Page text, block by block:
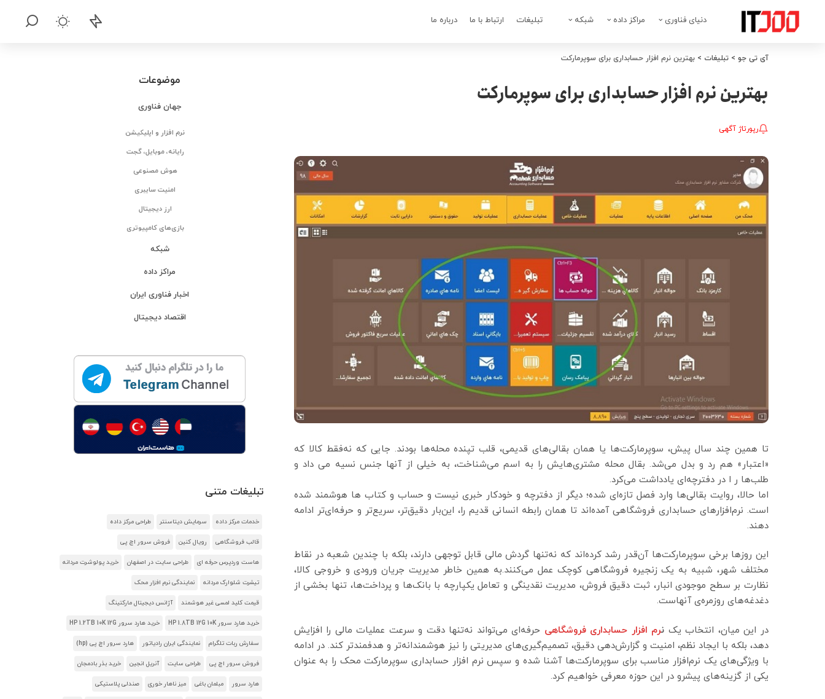
دنیای فناوری مراکز داده شبکه تبلیغات ارتباط با ما درباره ما
آی تی جو > تبلیغات > بهترین نرم افزار حسابداری برای سوپرمارکت
بهترین نرم افزار حسابداری برای سوپرمارکت
رپورتاژ آگهی
تا همین چند سال پیش، سوپرمارکت‌ها یا همان بقالی‌های قدیمی، قلب تپنده محله‌ها بودند. جایی که نه‌فقط کالا که
«اعتبار» هم رد و بدل می‌شد. بقال محله مشتری‌هایش را به اسم می‌شناخت، به خیلی از آنها جنس نسیه می داد و
طلب‌ها ر ا در دفترچه‌ای یادداشت می‌کرد.
اما حالا، روایت بقالی‌ها وارد فصل تازه‌ای شده؛ دیگر از دفترچه و خودکار خبری نیست و حساب و کتاب ها هوشمند شده
است. نرم‌افزارهای حسابداری فروشگاهی آمده‌اند تا همان رابطه انسانی قدیم را، این‌بار دقیق‌تر، سریع‌تر و حرفه‌ای‌تر ادامه
دهند.
این روزها برخی سوپرمارکت‌ها آن‌قدر رشد کرده‌اند که نه‌تنها گردش مالی قابل توجهی دارند، بلکه با چندین شعبه در نقاط
مختلف شهر، شبیه به یک زنجیره فروشگاهی کوچک عمل می‌کنند.به همین خاطر مدیریت جریان ورودی و خروجی کالا،
نظارت بر سطح موجودی انبار، ثبت دقیق فروش، مدیریت نقدینگی و تعامل یکپارچه با بانک‌ها و پرداخت‌ها، تنها بخشی از
دغدغه‌های روزمره‌ی آنهاست.
در این میان، انتخاب یک نرم افزار حسابداری فروشگاهی حرفه‌ای می‌تواند نه‌تنها دقت و سرعت عملیات مالی را افزایش
دهد، بلکه با ایجاد نظم، امنیت و گزارش‌دهی دقیق، تصمیم‌گیری‌های مدیریتی را نیز هوشمندانه‌تر و هدفمندتر کند. در ادامه
با ویژگی‌های یک نرم‌افزار مناسب برای سوپرمارکت‌ها آشنا شده و سپس نرم افزار حسابداری سوپرمارکت محک را به عنوان
یکی از گزینه‌های پیشرو در این حوزه معرفی خواهیم کرد.
موضوعات
جهان فناوری
نرم افزار و اپلیکیشن
رایانه، موبایل، گجت
هوش مصنوعی
امنیت سایبری
ارز دیجیتال
بازی‌های کامپیوتری
شبکه
مراکز داده
اخبار فناوری ایران
اقتصاد دیجیتال
تبلیغات متنی
خدمات مرکز داده سرمایش دیتاسنتر طراحی مرکز داده
قالب فروشگاهی رویال کنین فروش سرور اچ پی
هاست وردپرس حرفه ای طراحی سایت در اصفهان خرید پولوشرت مردانه
تیشرت شلوارک مردانه نمایندگی نرم افزار محک
قیمت کلید لمسی غیر هوشمند آژانس دیجیتال مارکتینگ
خرید هارد سرور HP 1.8TB 12G 10K خرید هارد سرور HP 1.2TB 10K 12G
سفارش ربات تلگرام نمایندگی ایران رادیاتور هارد سرور اچ پی (hp)
فروش سرور اچ پی طراحی سایت آنریل انجین خرید بذر بادمجان
هارد سرور مبلمان باغی میز ناهار خوری صندلی پلاستیکی